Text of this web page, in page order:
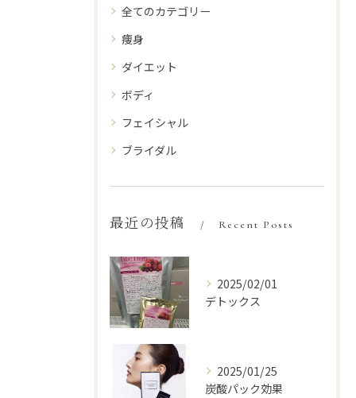
全てのカテゴリー
痩身
ダイエット
ボディ
フェイシャル
ブライダル
最近の投稿 Recent Posts
2025/02/01
デトックス
2025/01/25
炭酸パック効果